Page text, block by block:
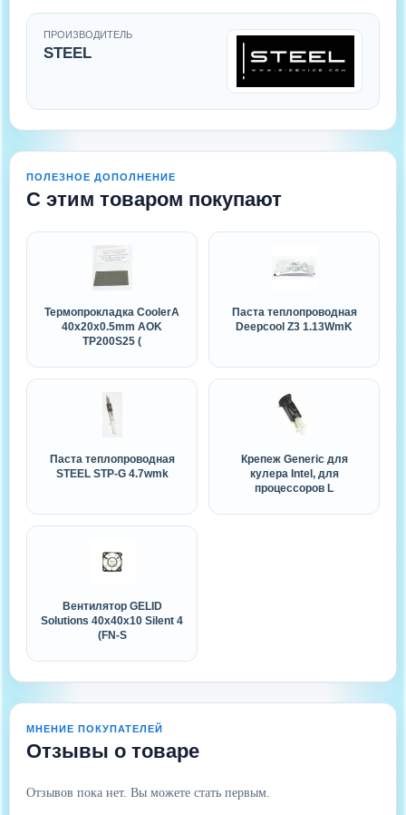
ПРОИЗВОДИТЕЛЬ
STEEL
ПОЛЕЗНОЕ ДОПОЛНЕНИЕ
С этим товаром покупают
Термопрокладка CoolerA
40x20x0.5mm AOK
TP200S25 (
Паста теплопроводная
Deepcool Z3 1.13WmK
Паста теплопроводная
STEEL STP-G 4.7wmk
Крепеж Generic для
кулера Intel, для
процессоров L
Вентилятор GELID
Solutions 40x40x10 Silent 4
(FN-S
МНЕНИЕ ПОКУПАТЕЛЕЙ
Отзывы о товаре
Отзывов пока нет. Вы можете стать первым.